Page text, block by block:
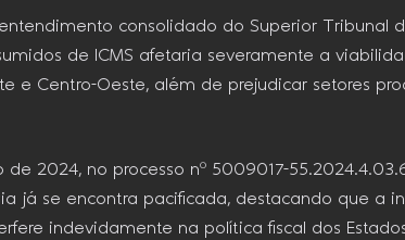
consolidado do Superior Tribunal
de ICMS afetaria severamente a
e Centro-Oeste, além de prejudicar setores
2024, no processo nº 5009017-
já se encontra pacificada, destacando que a
indevidamente na política fiscal dos